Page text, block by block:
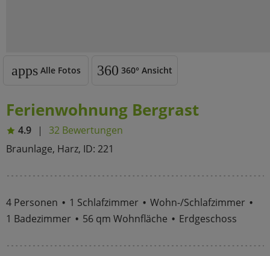
apps Alle Fotos 360 360° Ansicht
Ferienwohnung Bergrast
4.9
32 Bewertungen
Braunlage, Harz, ID: 221
4 Personen 1 Schlafzimmer
Wohn-/Schlafzimmer
1 Badezimmer
56 qm Wohnfläche Erdgeschoss